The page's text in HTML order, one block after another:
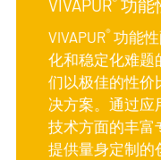
VIVAPUR 功能
VIVAPUR® 功能
化和稳定化难题
们以极佳的性价
决方案。通过应
技术方面的丰富
提供量身定制的